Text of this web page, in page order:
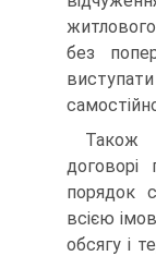
без
Також
договорі
порядок
всією
обсягу і